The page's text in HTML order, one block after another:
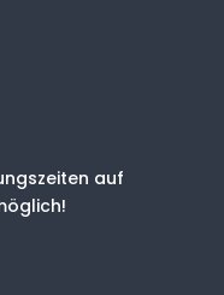
auf